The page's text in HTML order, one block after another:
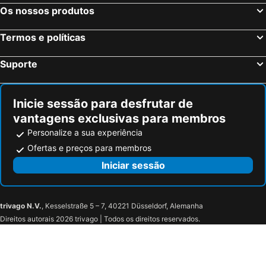
Os nossos produtos
Termos e políticas
Suporte
Inicie sessão para desfrutar de
vantagens exclusivas para membros
Personalize a sua experiência
Ofertas e preços para membros
Iniciar sessão
trivago N.V., Kesselstraße 5 – 7, 40221 Düsseldorf, Alemanha
Direitos autorais 2026 trivago | Todos os direitos reservados.